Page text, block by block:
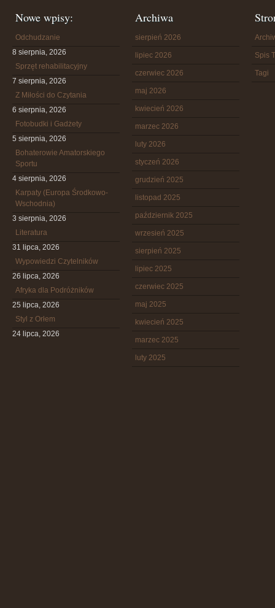
Nowe wpisy:
Odchudzanie
8 sierpnia, 2026
Sprzęt rehabilitacyjny
7 sierpnia, 2026
Z Miłości do Czytania
6 sierpnia, 2026
Fotobudki i Gadżety
5 sierpnia, 2026
Bohaterowie Amatorskiego
Sportu
4 sierpnia, 2026
Karpaty (Europa Środkowo-
Wschodnia)
3 sierpnia, 2026
Literatura
31 lipca, 2026
Wypowiedzi Czytelników
26 lipca, 2026
Afryka dla Podróżników
25 lipca, 2026
Styl z Orłem
24 lipca, 2026
Archiwa
sierpień 2026
lipiec 2026
czerwiec 2026
maj 2026
kwiecień 2026
marzec 2026
luty 2026
styczeń 2026
grudzień 2025
listopad 2025
październik 2025
wrzesień 2025
sierpień 2025
lipiec 2025
czerwiec 2025
maj 2025
kwiecień 2025
marzec 2025
luty 2025
Spis
Tagi